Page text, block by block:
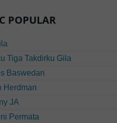
POPULAR
Tiga Takdirku Gila
Baswedan
Herdman
JA
Permata